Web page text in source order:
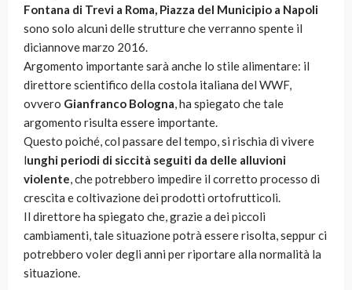
Fontana di Trevi a Roma, Piazza del Municipio a Napoli
sono solo alcuni delle strutture che verranno spente il
diciannove marzo 2016.
Argomento importante sarà anche lo stile alimentare: il
direttore scientifico della costola italiana del WWF,
ovvero Gianfranco Bologna, ha spiegato che tale
argomento risulta essere importante.
Questo poiché, col passare del tempo, si rischia di vivere
lunghi periodi di siccità seguiti da delle alluvioni
violente, che potrebbero impedire il corretto processo di
crescita e coltivazione dei prodotti ortofrutticoli.
Il direttore ha spiegato che, grazie a dei piccoli
cambiamenti, tale situazione potrà essere risolta, seppur ci
potrebbero voler degli anni per riportare alla normalità la
situazione.